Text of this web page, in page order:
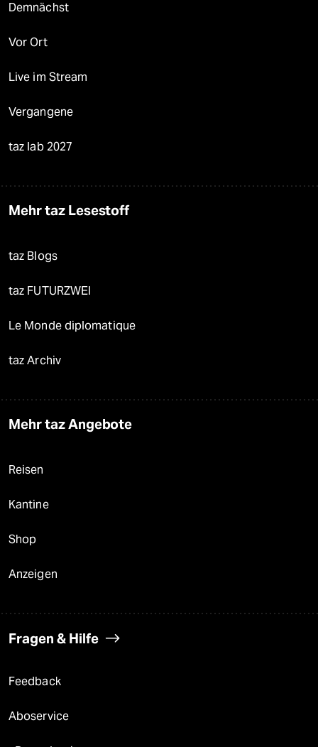
Demnächst
Vor Ort
Live im Stream
Vergangene
taz lab 2027
Mehr taz Lesestoff
taz Blogs
taz FUTURZWEI
Le Monde diplomatique
taz Archiv
Mehr taz Angebote
Reisen
Kantine
Shop
Anzeigen
Fragen & Hilfe
Feedback
Aboservice